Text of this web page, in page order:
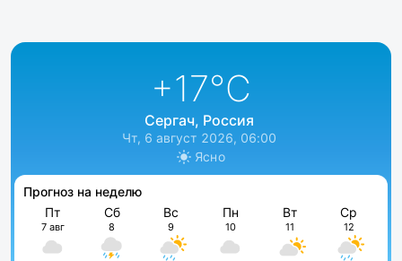
+17°C
Сергач, Россия
Чт, 6 август 2026, 06:00
Ясно
Прогноз на неделю
Пт
7 авг
Сб
8
Вс
9
Пн
10
Вт
11
Ср
12